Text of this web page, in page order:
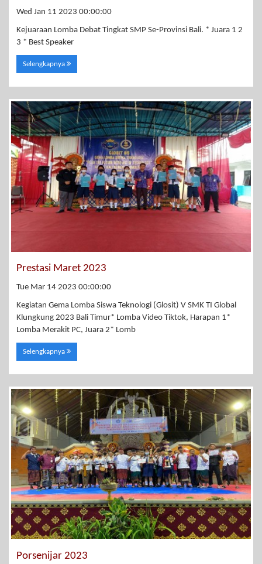
Wed Jan 11 2023 00:00:00
Kejuaraan Lomba Debat Tingkat SMP Se-Provinsi Bali. * Juara 1 2
3 * Best Speaker
Selengkapnya
Prestasi Maret 2023
Tue Mar 14 2023 00:00:00
Kegiatan Gema Lomba Siswa Teknologi (Glosit) V SMK TI Global
Klungkung 2023 Bali Timur* Lomba Video Tiktok, Harapan 1*
Lomba Merakit PC, Juara 2* Lomb
Selengkapnya
Porsenijar 2023